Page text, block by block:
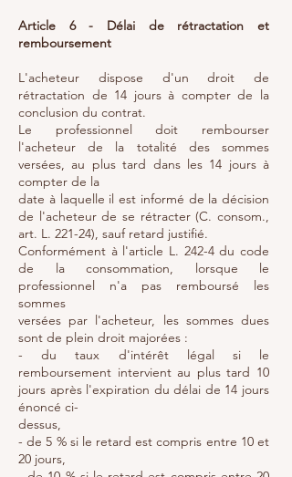
Article 6 - Délai de rétractation et
remboursement
L'acheteur dispose d'un droit de
rétractation de 14 jours à compter de la
conclusion du contrat.
Le professionnel doit rembourser
l'acheteur de la totalité des sommes
versées, au plus tard dans les 14 jours à
compter de la
date à laquelle il est informé de la décision
de l'acheteur de se rétracter (C. consom.,
art. L. 221-24), sauf retard justifié.
Conformément à l'article L. 242-4 du code
de la consommation, lorsque le
professionnel n'a pas remboursé les
sommes
versées par l'acheteur, les sommes dues
sont de plein droit majorées :
- du taux d'intérêt légal si le
remboursement intervient au plus tard 10
jours après l'expiration du délai de 14 jours
énoncé ci-
dessus,
- de 5 % si le retard est compris entre 10 et
20 jours,